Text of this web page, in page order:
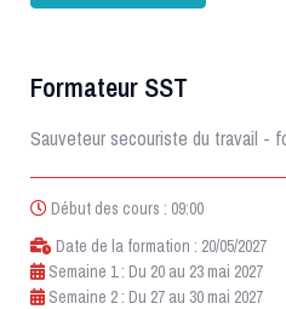
Formateur SST
Sauveteur secouriste du travail -
Début des cours : 09:00
Date de la formation : 20/05/2027
Semaine 1 : Du 20 au 23 mai 2027
Semaine 2 : Du 27 au 30 mai 2027